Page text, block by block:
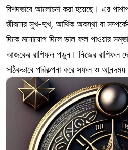
বিশদভাবে আলোচনা করা হয়েছে। এর
জীবনের সুখ-দুখ, আর্থিক অবস্থা বা
দিকে মনোযোগ দিলে ভাল ফল পাওয়ার
আজকের রাশিফল পড়ুন। নিজের রাশিফল
সঠিকভাবে পরিকল্পনা করে সফল ও আনন্দময়